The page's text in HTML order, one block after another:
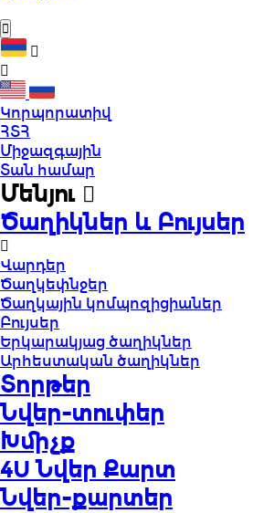
Կորպորատիվ
ՀՏՀ
Միջազգային
Տան համար
Մենյու
Ծաղիկներ և Բույսեր
Վարդեր
Ծաղկեփնջեր
Ծաղկային կոմպոզիցիաներ
Բույսեր
Երկարակյաց ծաղիկներ
Արհեստական ծաղիկներ
Տորթեր
Նվեր-տուփեր
Խմիչք
4U Նվեր Քարտ
Նվեր-քարտեր